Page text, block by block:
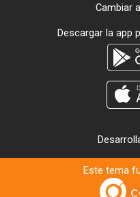
Cambiar
Descargar la app
Este tema